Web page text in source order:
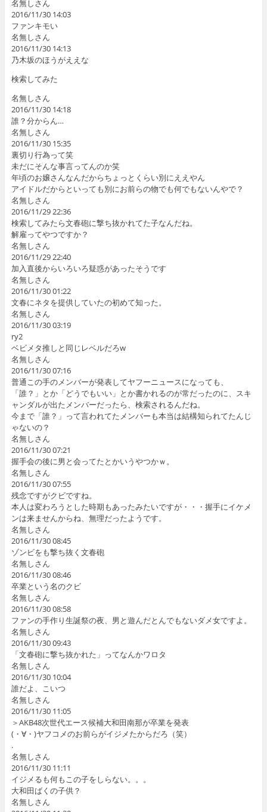
名無しさん
2016/11/30 14:03
ファンキモい
名無しさん
2016/11/30 14:13
乃木坂のほうがええな
検索してみた
名無しさん
2016/11/30 14:18
誰？分からん…
名無しさん
2016/11/30 15:35
裏切り行為って笑
未だにそんな事言ってんのか笑
年頃のお嬢さんなんだからちょっとくらい別にええやん
アイドルだからといっても別にお前らの物でも何でもないんやで？
名無しさん
2016/11/29 22:36
検索してみたら文春砲に撃ち抜かれてた子なんだね。
解雇ってやつですか？
名無しさん
2016/11/29 22:40
加入直後からいろいろ疑惑があったそうです
名無しさん
2016/11/30 01:22
文春にネタを提供していたの初めて知った。
名無しさん
2016/11/30 03:19
ry2
ベビメタ推しと同じレベルだろw
名無しさん
2016/11/30 07:16
普通この手のメンバーが発表してヤフーニュースになっても、
「誰？」とか「どうでもいい」とか書かれるのが常だったのに、スキ
ャンダルが出たメンバーだったら、検索されるんだね。
今まで「誰？」って言われてたメンバーも本当は結構知られてたんじ
ゃないの？
名無しさん
2016/11/30 07:21
握手会の後に男と会ってたとかいうやつかｗ。
名無しさん
2016/11/30 07:55
残念ですがクビですね。
本人は変わろうとした時期もあったみたいですが・・・握手にイケメ
ンは来ませんからね、無理だったようです。
名無しさん
2016/11/30 08:45
ゾンビをも撃ち抜く文春砲
名無しさん
2016/11/30 08:46
卒業という名のクビ
名無しさん
2016/11/30 08:58
ファンの手作り生誕祭の夜、男と遊んだとんでもないダメ女ですよ。
名無しさん
2016/11/30 09:43
「文春砲に撃ち抜かれた」ってなんかワロタ
名無しさん
2016/11/30 10:04
誰だよ、こいつ
名無しさん
2016/11/30 11:05
＞AKB48次世代エース候補大和田南那が卒業を発表
(・∀・)ヤフコメのお前らがイジメたからだろ（笑）
.
名無しさん
2016/11/30 11:11
イジメるも何もこの子をしらない。。。
大和田ばくの子供？
名無しさん